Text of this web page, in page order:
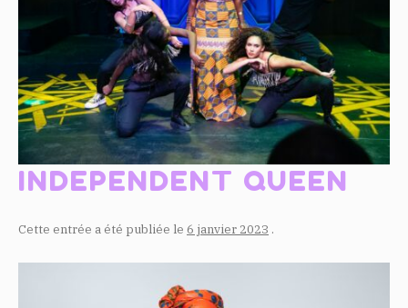
INDEPENDENT QUEEN
Cette entrée a été publiée le 6 janvier 2023 .